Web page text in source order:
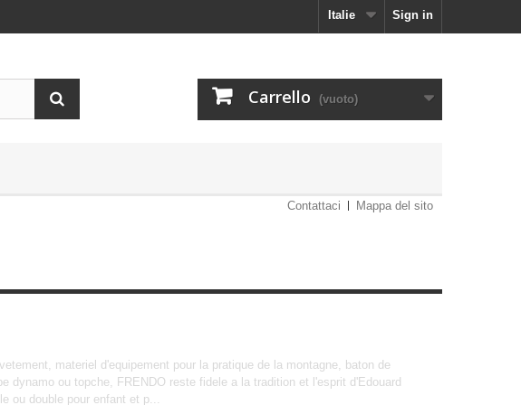
Sign in
Italie
Carrello (vuoto)
Contattaci Mappa del sito
materiel d'equipement pour la pratique de la montagne, baton de
dynamo ou topche, FRENDO reste fidele a la tradition et l'esprit d'Edouard
ou double pour enfant et p...